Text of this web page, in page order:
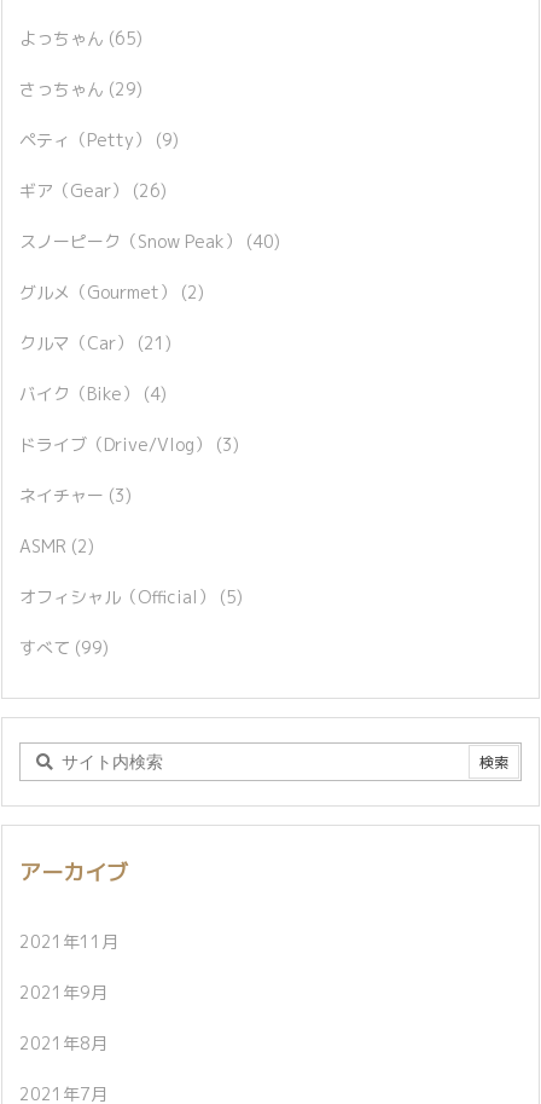
よっちゃん (65)
さっちゃん (29)
ペティ（Petty） (9)
ギア（Gear） (26)
スノーピーク（Snow Peak） (40)
グルメ（Gourmet） (2)
クルマ（Car） (21)
バイク（Bike） (4)
ドライブ（Drive/Vlog） (3)
ネイチャー (3)
ASMR (2)
オフィシャル（Official） (5)
すべて (99)
アーカイブ
2021年11月
2021年9月
2021年8月
2021年7月